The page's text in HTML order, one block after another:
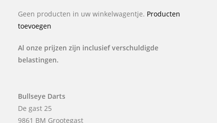
Geen producten in uw winkelwagentje. Producten
toevoegen
Al onze prijzen zijn inclusief verschuldigde
belastingen.
Bullseye Darts
De gast 25
9861 BM Grootegast